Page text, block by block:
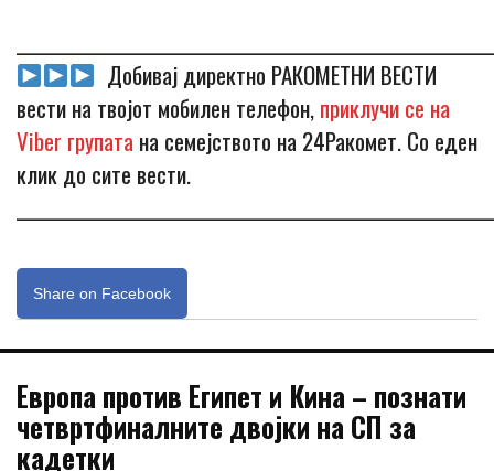
Добивај директно РАКОМЕТНИ ВЕСТИ
вести на твојот мобилен телефон,приклучи се на
Viber групата на семејството на 24Ракомет. Со еден
клик до сите вести.
Share on Facebook
Европа против Египет и Кина – познати
четвртфиналните двојки на СП за
кадетки